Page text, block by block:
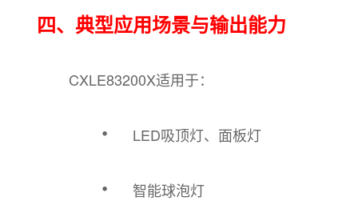
四、典型应用场景与输出能力
CXLE83200X适用于：
· LED吸顶灯、面板灯
· 智能球泡灯